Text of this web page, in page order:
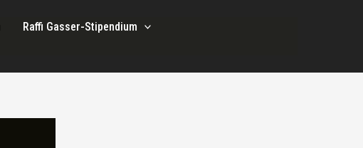
Raffi Gasser-Stipendium